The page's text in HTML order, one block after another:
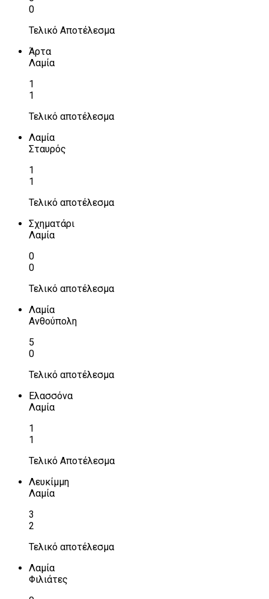
0
Τελικό Αποτέλεσμα
Άρτα
Λαμία
1
1
Τελικό αποτέλεσμα
Λαμία
Σταυρός
1
1
Τελικό αποτέλεσμα
Σχηματάρι
Λαμία
0
0
Τελικό αποτέλεσμα
Λαμία
Ανθούπολη
5
0
Τελικό αποτέλεσμα
Ελασσόνα
Λαμία
1
1
Τελικό Αποτέλεσμα
Λευκίμμη
Λαμία
3
2
Τελικό αποτέλεσμα
Λαμία
Φιλιάτες